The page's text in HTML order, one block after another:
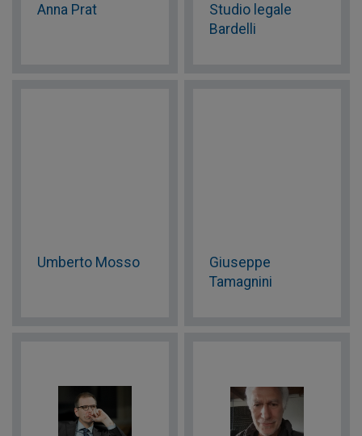
Anna Prat
Studio legale
Bardelli
Umberto Mosso
Giuseppe
Tamagnini